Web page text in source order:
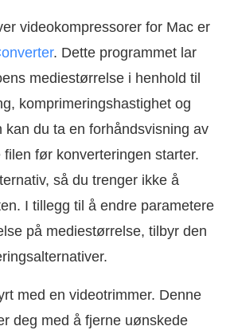
videokompressorer for Mac er
. Dette programmet lar
mediestørrelse i henhold til
komprimeringshastighet og
kan du ta en forhåndsvisning av
før konverteringen starter.
så du trenger ikke å
I tillegg til å endre parametere
på mediestørrelse, tilbyr den
med en videotrimmer. Denne
deg med å fjerne uønskede